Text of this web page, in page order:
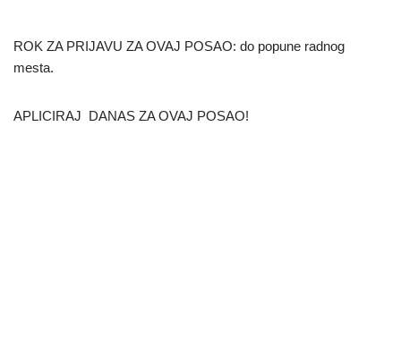
ROK ZA PRIJAVU ZA OVAJ POSAO: do popune radnog
mesta.
APLICIRAJ DANAS ZA OVAJ POSAO!